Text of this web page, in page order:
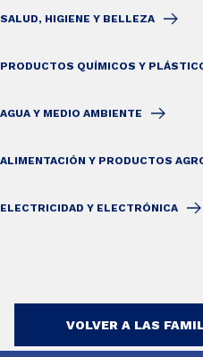
SALUD, HIGIENE Y BELLEZA
PRODUCTOS QUÍMICOS Y
AGUA Y MEDIO AMBIENTE
ALIMENTACIÓN Y PRODUCTOS
ELECTRICIDAD Y ELECTRÓNICA
VOLVER A LAS